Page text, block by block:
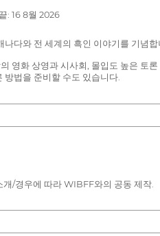
: 16 8월 2026
다와 전 세계의 흑인 이야기를 기념
영화 상영과 시사회, 몰입도 높은 토
방법을 준비할 수도 있습니다.
/경우에 따라 WIBFF와의 공동 제작.